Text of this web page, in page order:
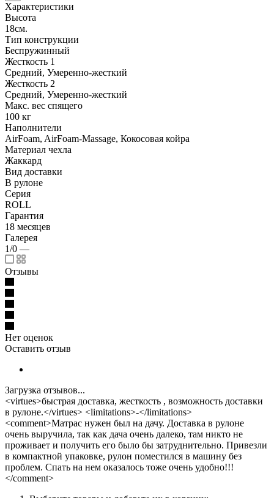
Характеристики
Высота
18см.
Тип конструкции
Беспружинный
Жесткость 1
Средний, Умеренно-жесткий
Жесткость 2
Средний, Умеренно-жесткий
Макс. вес спящего
100 кг
Наполнители
AirFoam, AirFoam-Massage, Кокосовая койра
Материал чехла
Жаккард
Вид доставки
В рулоне
Серия
ROLL
Гарантия
18 месяцев
Галерея
1/0 —
Отзывы
Нет оценок
Оставить отзыв
Загрузка отзывов...
<virtues>быстрая доставка, жесткость , возможность доставки
в рулоне.</virtues> <limitations>-</limitations>
<comment>Матрас нужен был на дачу. Доставка в рулоне
очень выручила, так как дача очень далеко, там никто не
проживает и получить его было бы затруднительно. Привезли
в компактной упаковке, рулон поместился в машину без
проблем. Спать на нем оказалось тоже очень удобно!!!
</comment>